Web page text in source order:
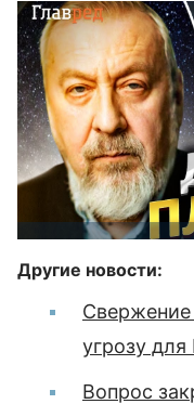
Другие новости:
угрозу
Вопрос